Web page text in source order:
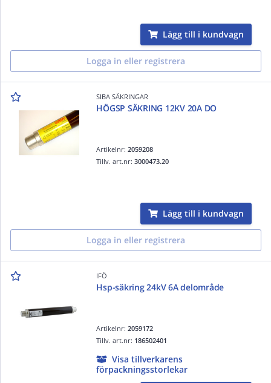
Lägg till i kundvagn
Logga in eller registrera
SIBA SÄKRINGAR
HÖGSP SÄKRING 12KV 20A DO
Artikelnr:2059208
Tillv. art.nr:3000473.20
Lägg till i kundvagn
Logga in eller registrera
IFÖ
Hsp-säkring 24kV 6A delområde
Artikelnr:2059172
Tillv. art.nr: 186502401
Visa tillverkarens
förpackningsstorlekar